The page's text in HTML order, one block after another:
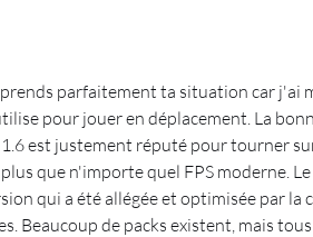
parfaitement ta situation car j'ai
pour jouer en déplacement. La
est justement réputé pour tourner
que n'importe quel FPS moderne.
qui a été allégée et optimisée par la
Beaucoup de packs existent, mais